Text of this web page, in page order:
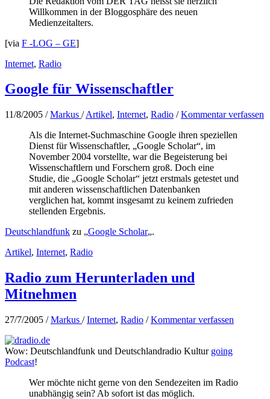
Willkommen in der Bloggosphäre des neuen
Medienzeitalters.
[via F -LOG – GE]
Internet, Radio
Google für Wissenschaftler
11/8/2005 /Markus /Artikel, Internet, Radio /Kommentar verfassen
Als die Internet-Suchmaschine Google ihren speziellen
Dienst für Wissenschaftler, „Google Scholar“, im
November 2004 vorstellte, war die Begeisterung bei
Wissenschaftlern und Forschern groß. Doch eine
Studie, die „Google Scholar“ jetzt erstmals getestet und
mit anderen wissenschaftlichen Datenbanken
verglichen hat, kommt insgesamt zu keinem zufrieden
stellenden Ergebnis.
Deutschlandfunk zu „Google Scholar„.
Artikel, Internet, Radio
Radio zum Herunterladen und
Mitnehmen
27/7/2005 /Markus /Internet, Radio /Kommentar verfassen
Wow: Deutschlandfunk und Deutschlandradio Kultur going
Podcast!
Wer möchte nicht gerne von den Sendezeiten im Radio
unabhängig sein? Ab sofort ist das möglich.